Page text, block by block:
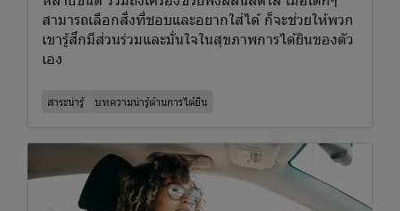
สามารถเลือกสิ่งที่ชอบและอยากใส่ได้ ก็จะช่วยให้พวก
เขารู้สึกมีส่วนร่วมและมั่นใจในสุขภาพการได้ยินของตัว
เอง
สาระน่ารู้ บทความน่ารู้ด้านการได้ยิน